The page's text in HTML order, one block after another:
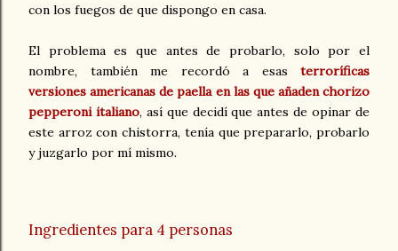
con los fuegos de que dispongo en casa.
El problema es que antes de probarlo, solo por el
nombre, también me recordó a esas terroríficas
versiones americanas de paella en las que añaden chorizo
pepperoni italiano, así que decidí que antes de opinar de
este arroz con chistorra, tenía que prepararlo, probarlo
y juzgarlo por mí mismo.
Ingredientes para 4 personas